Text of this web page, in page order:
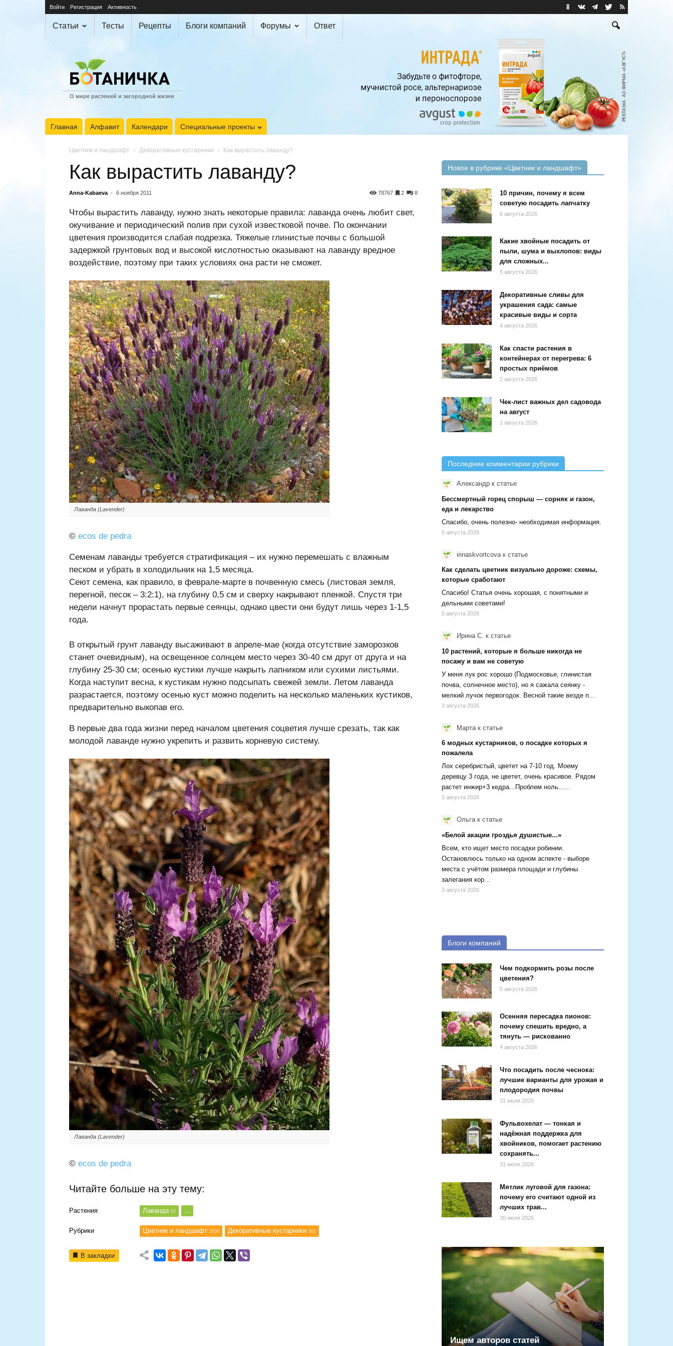
Войти Регистрация Активность
Статьи Тесты Рецепты Блоги компаний Форумы Ответ
О мире растений и загородной жизни
Главная Алфавит Календари Специальные проекты
Цветник и ландшафт Декоративные кустарники Как вырастить лаванду?
Как вырастить лаванду?
Anna-Kabaeva - 6 ноября 2011 8
2
78767
Чтобы вырастить лаванду, нужно знать некоторые правила: лаванда очень любит свет,
окучивание и периодический полив при сухой известковой почве. По окончании
цветения производится слабая подрезка. Тяжелые глинистые почвы с большой
задержкой грунтовых вод и высокой кислотностью оказывают на лаванду вредное
воздействие, поэтому при таких условиях она расти не сможет.
Лаванда (Lavender)
© ecos de pedra
Семенам лаванды требуется стратификация – их нужно перемешать с влажным
песком и убрать в холодильник на 1,5 месяца.
Сеют семена, как правило, в феврале-марте в почвенную смесь (листовая земля,
перегной, песок – 3:2:1), на глубину 0,5 см и сверху накрывают пленкой. Спустя три
недели начнут прорастать первые сеянцы, однако цвести они будут лишь через 1-1,5
года.
В открытый грунт лаванду высаживают в апреле-мае (когда отсутствие заморозков
станет очевидным), на освещенное солнцем место через 30-40 см друг от друга и на
глубину 25-30 см; осенью кустики лучше накрыть лапником или сухими листьями.
Когда наступит весна, к кустикам нужно подсыпать свежей земли. Летом лаванда
разрастается, поэтому осенью куст можно поделить на несколько маленьких кустиков,
предварительно выкопав его.
В первые два года жизни перед началом цветения соцветия лучше срезать, так как
молодой лаванде нужно укрепить и развить корневую систему.
Лаванда (Lavender)
© ecos de pedra
Читайте больше на эту тему:
Растения Лаванда 52 ...
Рубрики Цветник и ландшафт 2630 Декоративные кустарники 501
В закладки
Новое в рубрике «Цветник и ландшафт»
10 причин, почему я всем
советую посадить лапчатку
6 августа 2026
Какие хвойные посадить от
пыли, шума и выхлопов: виды
для сложных...
5 августа 2026
Декоративные сливы для
украшения сада: самые
красивые виды и сорта
4 августа 2026
Как спасти растения в
контейнерах от перегрева: 6
простых приёмов
2 августа 2026
Чек-лист важных дел садовода
на август
1 августа 2026
Последние комментарии рубрики
Александр к статье
Бессмертный горец спорыш — сорняк и газон,
еда и лекарство
Спасибо, очень полезно- необходимая информация.
6 августа 2026
irinaskvortcova к статье
Как сделать цветник визуально дороже: схемы,
которые сработают
Спасибо! Статья очень хорошая, с понятными и
дельными советами!
5 августа 2026
Ирина С. к статье
10 растений, которые я больше никогда не
посажу и вам не советую
У меня лук рос хорошо (Подмосковье, глинистая
почва, солнечное место), но я сажала сеянку -
мелкий лучок первогодок. Весной такие везде п...
3 августа 2026
Марта к статье
6 модных кустарников, о посадке которых я
пожалела
Лох серебристый, цветет на 7-10 год. Моему
деревцу 3 года, не цветет, очень красивое. Рядом
растет инжир+3 кедра...Проблем ноль......
3 августа 2026
Ольгак статье
«Белой акации гроздья душистые...»
Всем, кто ищет место посадки робинии.
Остановлюсь только на одном аспекте - выборе
места с учётом размера площади и глубины
залегания кор...
3 августа 2026
Блоги компаний
Чем подкормить розы после
цветения?
5 августа 2026
Осенняя пересадка пионов:
почему спешить вредно, а
тянуть — рискованно
4 августа 2026
Что посадить после чеснока:
лучшие варианты для урожая и
плодородия почвы
31 июля 2026
Фульвохелат — тонкая и
надёжная поддержка для
хвойников, помогает растению
сохранять...
31 июля 2026
Мятлик луговой для газона:
почему его считают одной из
лучших трав...
30 июля 2026
Ищем авторов статей